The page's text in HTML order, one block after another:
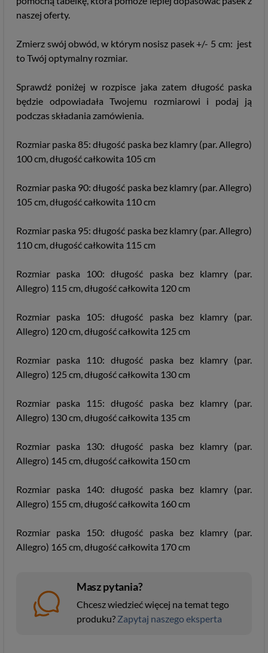
naszej oferty.
Zmierz swój obwód, w którym nosisz pasek +/- 5 cm: jest
to Twój optymalny rozmiar.
Sprawdź poniżej w rozpisce jaka zatem długość paska
będzie odpowiadała Twojemu rozmiarowi i podaj ją
podczas składania zamówienia.
Rozmiar paska 85: długość paska bez klamry (par. Allegro)
100 cm, długość całkowita 105 cm
Rozmiar paska 90: długość paska bez klamry (par. Allegro)
105 cm, długość całkowita 110 cm
Rozmiar paska 95: długość paska bez klamry (par. Allegro)
110 cm, długość całkowita 115 cm
Rozmiar paska 100: długość paska bez klamry (par.
Allegro) 115 cm, długość całkowita 120 cm
Rozmiar paska 105: długość paska bez klamry (par.
Allegro) 120 cm, długość całkowita 125 cm
Rozmiar paska 110: długość paska bez klamry (par.
Allegro) 125 cm, długość całkowita 130 cm
Rozmiar paska 115: długość paska bez klamry (par.
Allegro) 130 cm, długość całkowita 135 cm
Rozmiar paska 130: długość paska bez klamry (par.
Allegro) 145 cm, długość całkowita 150 cm
Rozmiar paska 140: długość paska bez klamry (par.
Allegro) 155 cm, długość całkowita 160 cm
Rozmiar paska 150: długość paska bez klamry (par.
Allegro) 165 cm, długość całkowita 170 cm
Masz pytania?
Chcesz wiedzieć więcej na temat tego
produku? Zapytaj naszego eksperta